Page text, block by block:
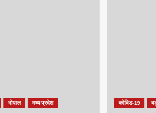
भोपाल मध्य प्रदेश कोविड-19